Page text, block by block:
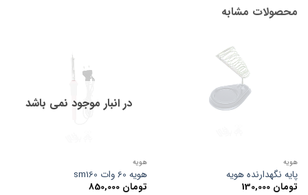
محصولات مشابه
هویه
پایه نگهدارنده هویه
تومان
در انبار موجود نمی باشد
هویه
هویه 60 وات sm160
تومان